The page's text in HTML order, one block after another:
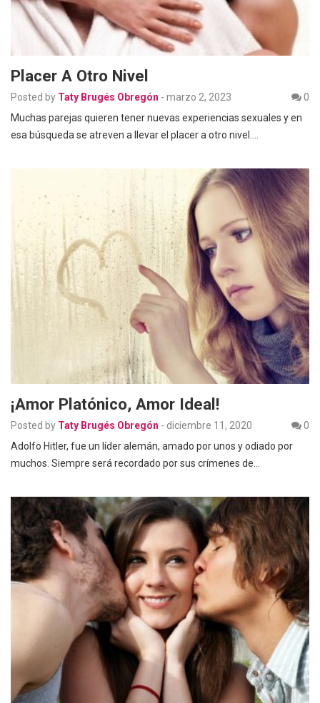
Placer A Otro Nivel
Posted by Taty Brugés Obregón - marzo 2, 2023
0
Muchas parejas quieren tener nuevas experiencias sexuales y en
esa búsqueda se atreven a llevar el placer a otro nivel.…
¡Amor Platónico, Amor Ideal!
Posted by Taty Brugés Obregón - diciembre 11, 2020
0
Adolfo Hitler, fue un líder alemán, amado por unos y odiado por
muchos. Siempre será recordado por sus crímenes de…